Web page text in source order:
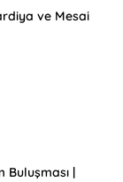
ve Mesai
Buluşması |